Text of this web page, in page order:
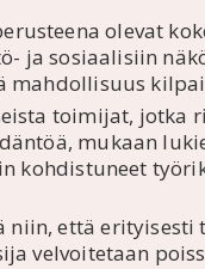
olevat
ja sosiaalisiin
mahdollisuus
toimijat, jotka
mukaan
kohdistuneet
niin, että
velvoitetaan